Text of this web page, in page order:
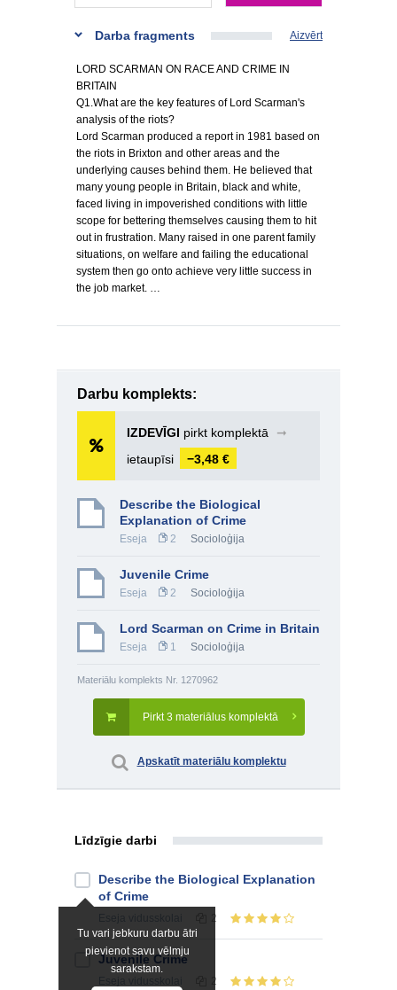
Darba fragments Aizvērt
LORD SCARMAN ON RACE AND CRIME IN
BRITAIN
Q1.What are the key features of Lord Scarman's
analysis of the riots?
Lord Scarman produced a report in 1981 based on
the riots in Brixton and other areas and the
underlying causes behind them. He believed that
many young people in Britain, black and white,
faced living in impoverished conditions with little
scope for bettering themselves causing them to hit
out in frustration. Many raised in one parent family
situations, on welfare and failing the educational
system then go onto achieve very little success in
the job market. …
Darbu komplekts:
IZDEVĪGI pirkt komplektā
➞
ietaupīsi
−3,48 €
Describe the Biological
Explanation of Crime
Eseja 2 Socioloģija
Juvenile Crime
Eseja 2 Socioloģija
Lord Scarman on Crime in Britain
Eseja 1 Socioloģija
Materiālu komplekts Nr. 1270962
Pirkt 3 materiālus komplektā
Apskatīt materiālu komplektu
Līdzīgie darbi
Tu vari jebkuru darbu ātri
pievienot savu vēlmju
sarakstam.
Describe the Biological Explanation
of Crime
2
Juvenile Crime
2